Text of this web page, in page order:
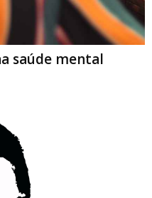
saúde mental